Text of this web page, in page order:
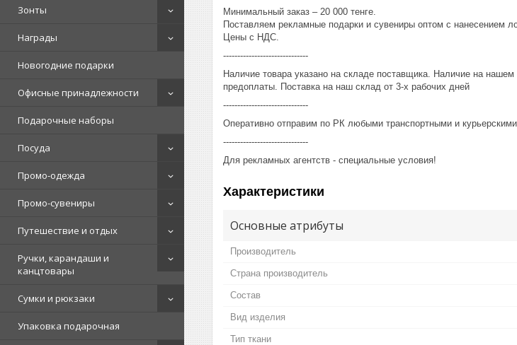
Зонты
Награды
Новогодние подарки
Офисные принадлежности
Подарочные наборы
Посуда
Промо-одежда
Промо-сувениры
Путешествие и отдых
Ручки, карандаши и
канцтовары
Сумки и рюкзаки
Упаковка подарочная
Минимальный заказ – 20 000 тенге.
Поставляем рекламные подарки и сувениры оптом с нанесением
Цены с НДС.
------------------------------
Наличие товара указано на складе поставщика. Наличие на
предоплаты. Поставка на наш склад от 3-x рабочих дней
------------------------------
Оперативно отправим по РК любыми транспортными и
------------------------------
Для рекламных агентств - специальные условия!
Характеристики
Основные атрибуты
Производитель
Страна производитель
Состав
Вид изделия
Тип ткани